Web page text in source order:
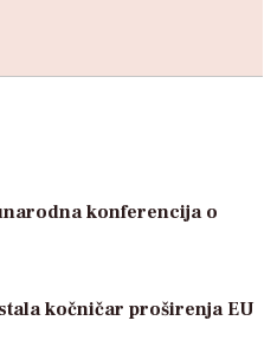
konferencija o
kočničar proširenja EU